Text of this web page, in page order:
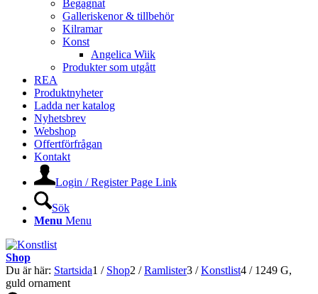
Begagnat
Galleriskenor & tillbehör
Kilramar
Konst
Angelica Wiik
Produkter som utgått
REA
Produktnyheter
Ladda ner katalog
Nyhetsbrev
Webshop
Offertförfrågan
Kontakt
Login / Register Page Link
Sök
Menu Menu
Shop
Du är här: Startsida1 / Shop2 / Ramlister3 / Konstlist4 / 1249 G,
guld ornament